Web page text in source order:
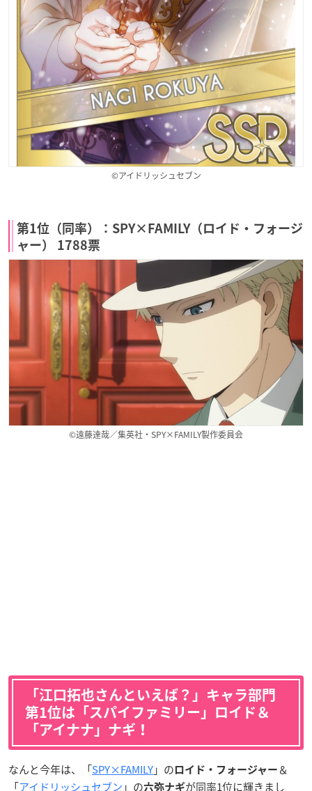
©アイドリッシュセブン
第1位（同率）：SPY×FAMILY（ロイド・フォージ
ャー） 1788票
©遠藤達哉／集英社・SPY×FAMILY製作委員会
「江口拓也さんといえば？」キャラ部門
第1位は「スパイファミリー」ロイド＆
「アイナナ」ナギ！
なんと今年は、「SPY×FAMILY」の ロイド・フォージャー ＆
「アイドリッシュセブン 」の六弥ナギが同率1位に輝きまし